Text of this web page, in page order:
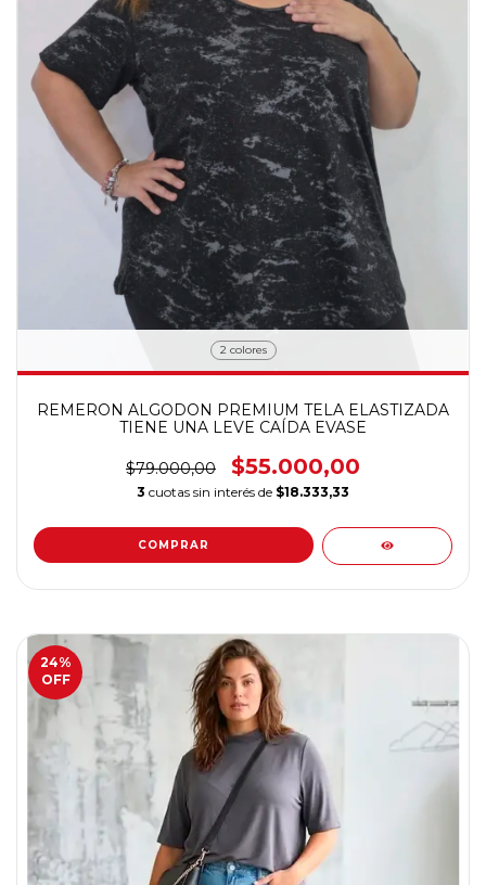
2 colores
REMERON ALGODON PREMIUM TELA ELASTIZADA
TIENE UNA LEVE CAÍDA EVASE
$79.000,00 $55.000,00
3 cuotas sin interés de $18.333,33
COMPRAR
24%
OFF